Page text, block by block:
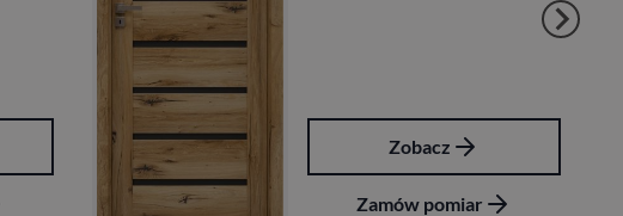
Zobacz
Zamów pomiar